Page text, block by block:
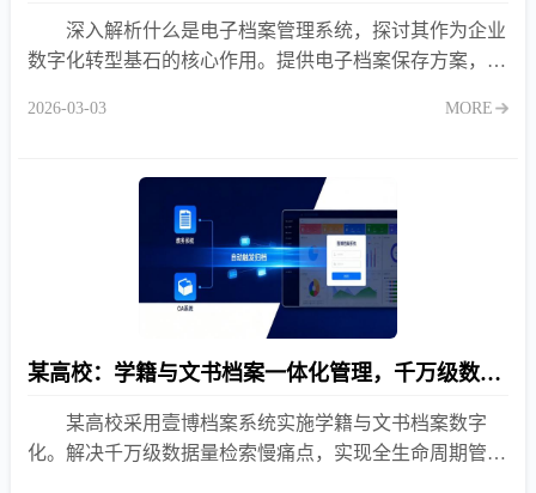
深入解析什么是电子档案管理系统，探讨其作为企业
数字化转型基石的核心作用。提供电子档案保存方案，解
现数据资产化。
2026-03-03 MORE
某高校：学籍与文书档案一体化管理，千万级数据量下的性能突围
某高校采用壹博档案系统实施学籍与文书档案数字
化。解决千万级数据量检索慢痛点，实现全生命周期管